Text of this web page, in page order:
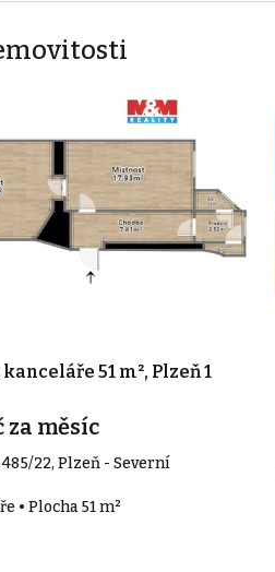
51 m², Plzeň 1
za měsíc
22, Plzeň - Severní
• Plocha 51 m²